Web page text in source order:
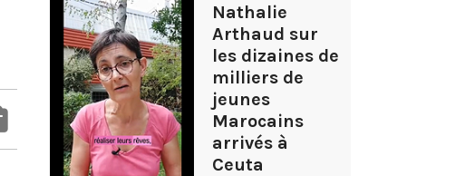
Nathalie
Arthaud sur
les dizaines de
milliers de
jeunes
Marocains
arrivés à
Ceuta